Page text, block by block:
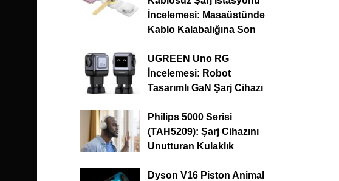
İncelemesi: Masaüstünde
Kablo Kalabalığına Son
UGREEN Uno RG
İncelemesi: Robot
Tasarımlı GaN Şarj Cihazı
Philips 5000 Serisi
(TAH5209): Şarj Cihazını
Unutturan Kulaklık
Dyson V16 Piston Animal